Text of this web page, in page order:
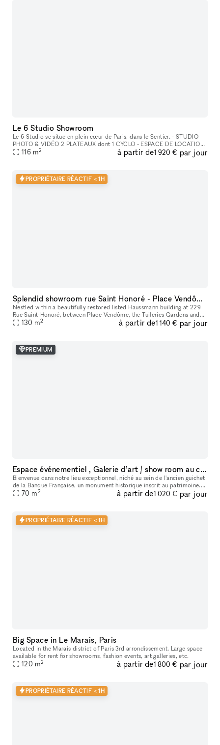
Le 6 Studio Showroom
Le 6 Studio se situe en plein cœur de Paris, dans le Sentier. - STUDIO
PHOTO & VIDÉO 2 PLATEAUX dont 1 CYCLO - ESPACE DE LOCATION
POUR SHOWROOMS / EXPOSITIONS / CASTINGS
116 m2 à partir de1 920 € par jour
PROPRIÉTAIRE RÉACTIF < 1H
Splendid showroom rue Saint Honoré - Place Vendôme, in the heart of Paris fashion & culture district.
Nestled within a beautifully restored listed Haussmann building at 229
Rue Saint-Honoré, between Place Vendôme, the Tuileries Gardens and
the Louvre, 229LAB offers one of Paris' most prestigious addr
130 m2 à partir de1 140 € par jour
PREMIUM
Espace événementiel , Galerie d’art / show room au cœur de Paris
Bienvenue dans notre lieu exceptionnel, niché au sein de l'ancien guichet
de la Banque Française, un monument historique inscrit au patrimoine.
Cet espace polyvalent offre une variété d'options pour
70 m2 à partir de1 020 € par jour
PROPRIÉTAIRE RÉACTIF < 1H
Big Space in Le Marais, Paris
Located in the Marais district of Paris 3rd arrondissement. Large space
available for rent for showrooms, fashion events, art galleries, etc.
120 m2 à partir de1 800 € par jour
PROPRIÉTAIRE RÉACTIF < 1H